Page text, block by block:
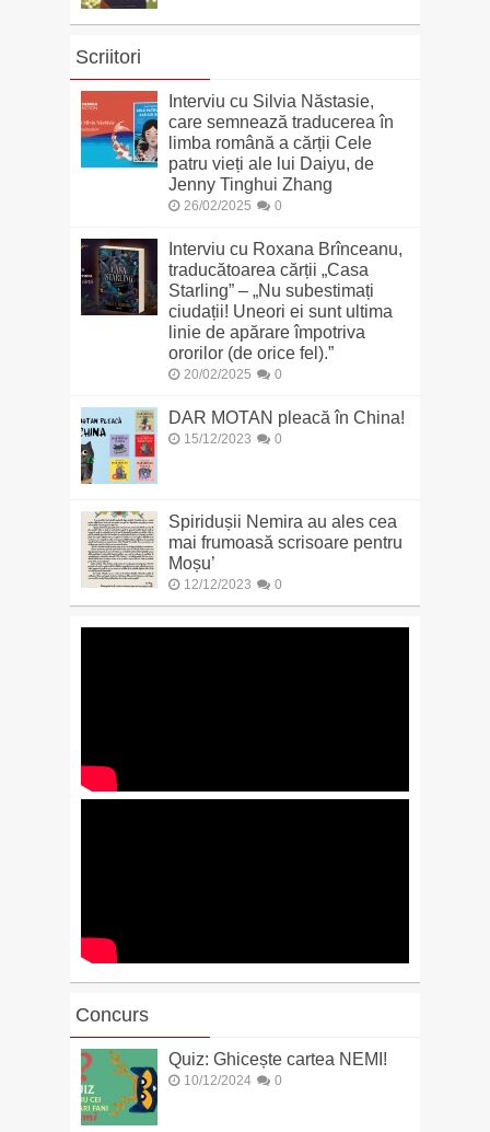
Scriitori
Interviu cu Silvia Năstasie,
care semnează traducerea în
limba română a cărții Cele
patru vieți ale lui Daiyu, de
Jenny Tinghui Zhang
26/02/2025 0
Interviu cu Roxana Brînceanu,
traducătoarea cărții „Casa
Starling” – „Nu subestimați
ciudații! Uneori ei sunt ultima
linie de apărare împotriva
ororilor (de orice fel).”
20/02/2025 0
DAR MOTAN pleacă în China!
15/12/2023 0
Spiridușii Nemira au ales cea
mai frumoasă scrisoare pentru
Moșu’
12/12/2023 0
Concurs
Quiz: Ghicește cartea NEMI!
10/12/2024 0